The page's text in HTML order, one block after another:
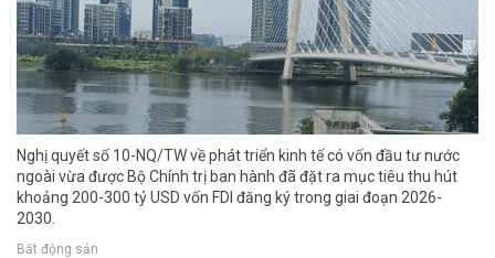
Nghị quyết số 10-NQ/TW về phát triển kinh tế có vốn đầu tư nước
ngoài vừa được Bộ Chính trị ban hành đã đặt ra mục tiêu thu hút
khoảng 200-300 tỷ USD vốn FDI đăng ký trong giai đoạn 2026-
2030.
Bất động sản